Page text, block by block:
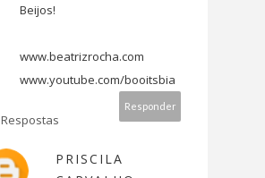
Beijos!
www.beatrizrocha.com
www.youtube.com/booitsbia
Responder
Respostas
PRISCILA